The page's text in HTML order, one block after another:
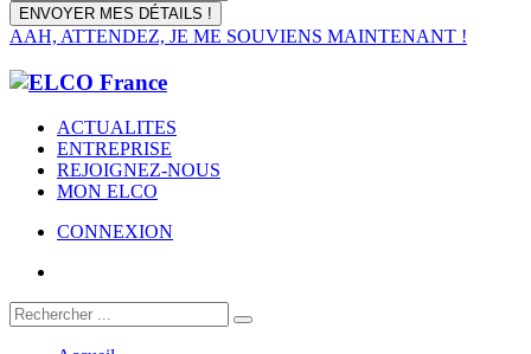
AAH, ATTENDEZ, JE ME SOUVIENS MAINTENANT !
ACTUALITES
ENTREPRISE
REJOIGNEZ-NOUS
MON ELCO
CONNEXION